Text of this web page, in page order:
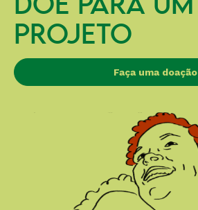
DOE PARA UM
PROJETO
Faça uma doação